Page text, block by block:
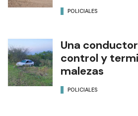
POLICIALES
Una
control y
malezas
POLICIALES